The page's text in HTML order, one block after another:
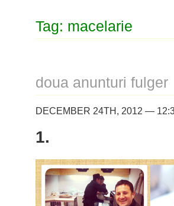
Tag: macelarie
doua anunturi fulger
DECEMBER 24TH, 2012 —
1.